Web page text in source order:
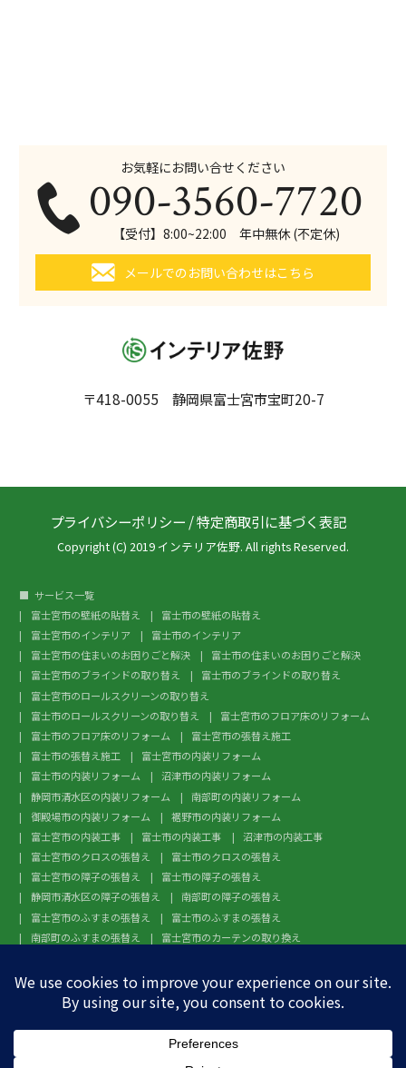
お気軽にお問い合せください
090-3560-7720
【受付】8:00~22:00 年中無休 (不定休)
メールでのお問い合わせはこちら
〒418-0055 静岡県富士宮市宝町20-7
プライバシーポリシー /特定商取引に基づく表記
Copyright (C) 2019 インテリア佐野. All rights Reserved.
サービス一覧
富士宮市の壁紙の貼替え
富士市の壁紙の貼替え
富士宮市のインテリア
富士市のインテリア
富士宮市の住まいのお困りごと解決
富士市の住まいのお困りごと解決
富士宮市のブラインドの取り替え
富士市のブラインドの取り替え
富士宮市のロールスクリーンの取り替え
富士市のロールスクリーンの取り替え
富士宮市のフロア床のリフォーム
富士市のフロア床のリフォーム
富士宮市の張替え施工
富士市の張替え施工
富士宮市の内装リフォーム
富士市の内装リフォーム
沼津市の内装リフォーム
静岡市清水区の内装リフォーム
南部町の内装リフォーム
御殿場市の内装リフォーム
裾野市の内装リフォーム
富士宮市の内装工事
富士市の内装工事
沼津市の内装工事
富士宮市のクロスの張替え
富士市のクロスの張替え
富士宮市の障子の張替え
富士市の障子の張替え
静岡市清水区の障子の張替え
南部町の障子の張替え
富士宮市のふすまの張替え
富士市のふすまの張替え
南部町のふすまの張替え
富士宮市のカーテンの取り換え
富士市のガラスフィルム施工
沼津市のガラスフィルム施工
静岡市清水区のガラスフィルム施工
南部町のガラスフィルム施工
富士宮市のフローリングの張替え